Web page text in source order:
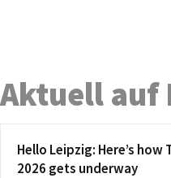
Aktuell auf
Hello Leipzig: Here’s how
2026 gets underway